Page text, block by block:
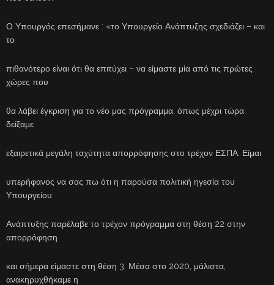
Ο Υπουργός επεσήμανε : «το Υπουργείο Ανάπτυξης σχεδιάζει – και
το
πιθανότερο είναι ότι θα επιτύχει – να είμαστε μία από τις πρώτες
χώρες που
θα λάβει έγκριση για το νέο μας πρόγραμμα, όπως μέχρι τώρα
δείξαμε
εξαιρετικά μεγάλη ταχύτητα απορρόφησης στο τρέχον ΕΣΠΑ. Είμαι
υπερήφανος να σας πω ότι η παρούσα πολιτική ηγεσία του
Υπουργείου
Ανάπτυξης παρέλαβε το τρέχον πρόγραμμα στη θέση 22 στην
απορρόφηση
και σήμερα είμαστε στη θέση 3. Μέσα στο 2020, μάλιστα,
ανακηρυχθήκαμε η